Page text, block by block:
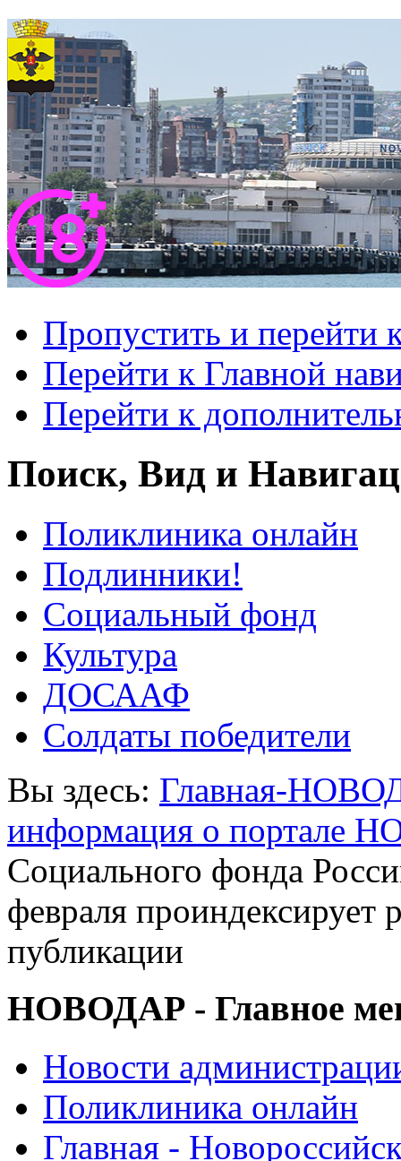
Пропустить и перейти
Перейти к Главной
Перейти к
Поиск, Вид и
Поликлиника онлайн
Подлинники!
Социальный фонд
Культура
ДОСААФ
Солдаты победители
Вы здесь: Главная-
информация о портале
Социального фонда
февраля проиндексирует
публикации
НОВОДАР - Главное
Новости
Поликлиника онлайн
Главная -